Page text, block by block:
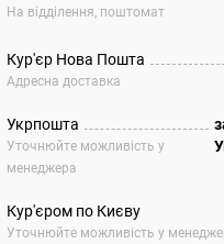
На відділення, поштомат
Кур'єр Нова Пошта
Адресна доставка
Укрпошта
Уточнюйте можливість у
менеджера
Кур'єром по Києву
Уточнюйте можливість у